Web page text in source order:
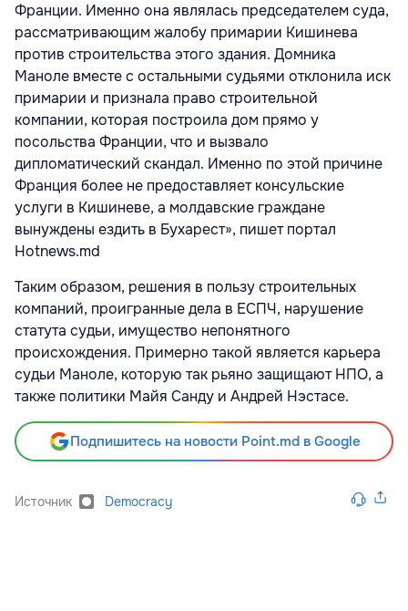
Франции. Именно она являлась председателем суда,
рассматривающим жалобу примарии Кишинева
против строительства этого здания. Домника
Маноле вместе с остальными судьями отклонила иск
примарии и признала право строительной
компании, которая построила дом прямо у
посольства Франции, что и вызвало
дипломатический скандал. Именно по этой причине
Франция более не предоставляет консульские
услуги в Кишиневе, а молдавские граждане
вынуждены ездить в Бухарест», пишет портал
Hotnews.md
Таким образом, решения в пользу строительных
компаний, проигранные дела в ЕСПЧ, нарушение
статута судьи, имущество непонятного
происхождения. Примерно такой является карьера
судьи Маноле, которую так рьяно защищают НПО, а
также политики Майя Санду и Андрей Нэстасе.
Подпишитесь на новости Point.md в Google
Источник Democracy